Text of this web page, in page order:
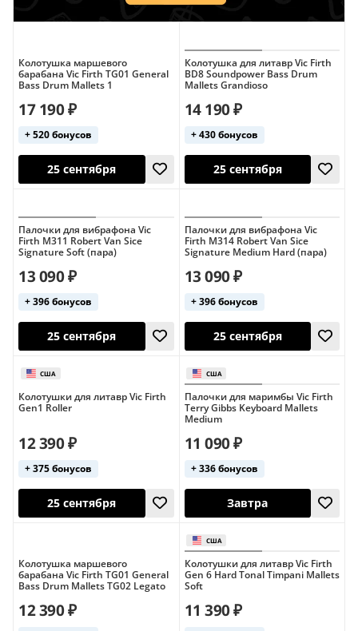
Колотушка маршевого
барабана Vic Firth TG01 General
Bass Drum Mallets 1
17 190 ₽
+ 520 бонусов
Колотушка для литавр Vic Firth
BD8 Soundpower Bass Drum
Mallets Grandioso
14 190 ₽
+ 430 бонусов
Палочки для вибрафона Vic
Firth M311 Robert Van Sice
Signature Soft (пара)
13 090 ₽
+ 396 бонусов
25 сентября
Палочки для вибрафона Vic
Firth M314 Robert Van Sice
Signature Medium Hard (пара)
13 090 ₽
+ 396 бонусов
25 сентября
Колотушки для литавр Vic Firth
Gen1 Roller
12 390 ₽
+ 375 бонусов
Палочки для маримбы Vic Firth
Terry Gibbs Keyboard Mallets
Medium
11 090 ₽
+ 336 бонусов
Колотушка маршевого
барабана Vic Firth TG01 General
Bass Drum Mallets TG02 Legato
12 390 ₽
Колотушки для литавр Vic Firth
Gen 6 Hard Tonal Timpani Mallets
Soft
11 390 ₽